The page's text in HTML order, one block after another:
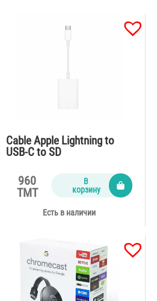
Cable Apple Lightning to
USB-C to SD
960
TMT
В
корзину
Есть в наличии